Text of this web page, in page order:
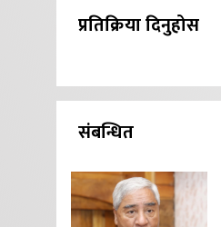
प्रतिक्रिया दिनुहोस
संबन्धित